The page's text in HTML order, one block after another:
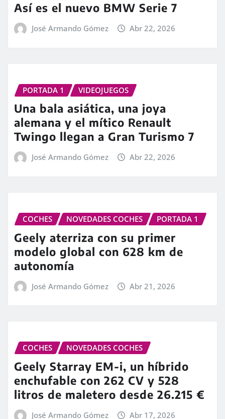
Así es el nuevo BMW Serie 7
José Armando Gómez Abr 22, 2026
PORTADA 1 VIDEOJUEGOS
Una bala asiática, una joya
alemana y el mítico Renault
Twingo llegan a Gran Turismo 7
José Armando Gómez Abr 22, 2026
COCHES NOVEDADES COCHES PORTADA 1
Geely aterriza con su primer
modelo global con 628 km de
autonomía
José Armando Gómez Abr 21, 2026
COCHES NOVEDADES COCHES
Geely Starray EM-i, un híbrido
enchufable con 262 CV y 528
litros de maletero desde 26.215 €
José Armando Gómez Abr 17, 2026